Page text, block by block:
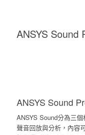
ANSYS Sound
ANSYS Sound
ANSYS Sound分為三
聲音回放與分析，內容